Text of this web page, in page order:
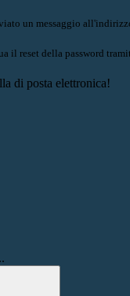
un messaggio
il reset della password
di posta elettronica!